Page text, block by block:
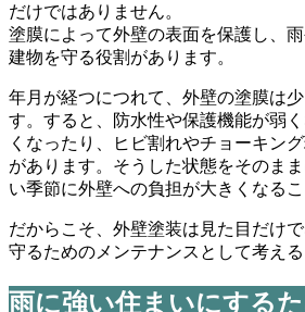
だけではありません。
塗膜によって外壁の表面を保護し、
建物を守る役割があります。
年月が経つにつれて、外壁の塗膜は
す。すると、防水性や保護機能が弱
くなったり、ヒビ割れやチョーキン
があります。そうした状態をそのま
い季節に外壁への負担が大きくなるこ
だからこそ、外壁塗装は見た目だけ
守るためのメンテナンスとして考える
雨に強い住まいにする